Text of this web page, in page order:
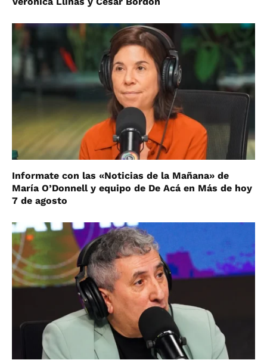
Informate con las «Noticias de la Mañana» de
María O’Donnell y equipo de De Acá en Más de hoy
7 de agosto